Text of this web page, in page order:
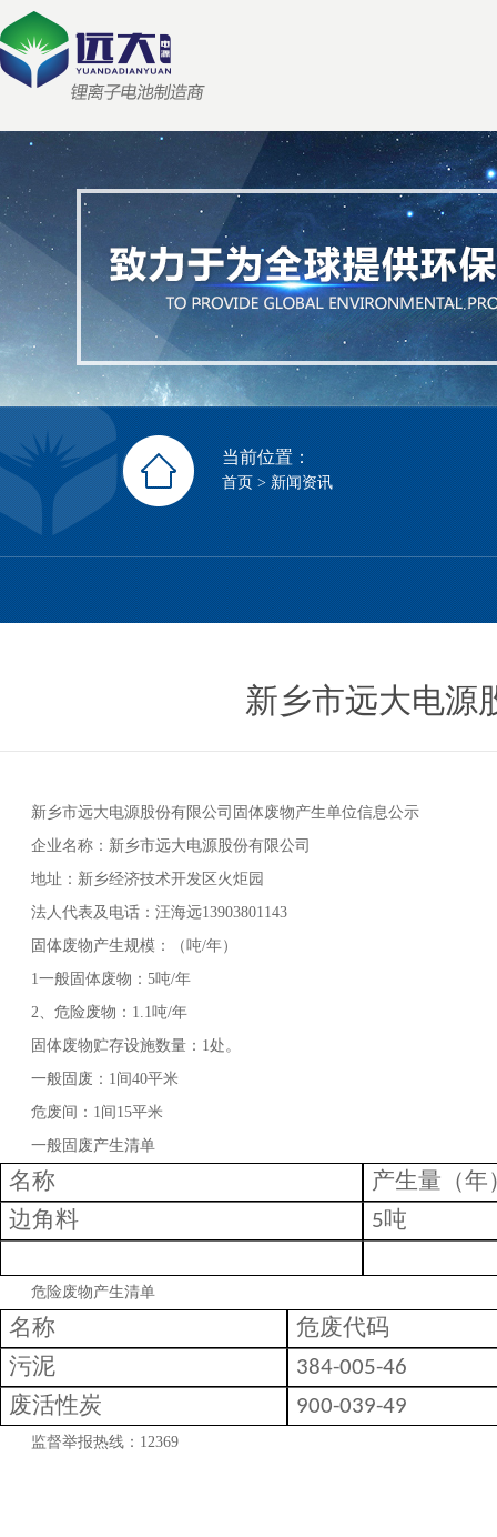
当前位置：
首页>新闻资讯
新乡市远大电源
新乡市远大电源股份有限公司固体废物产生单位信息公示
企业名称：新乡市远大电源股份有限公司
地址：新乡经济技术开发区火炬园
法人代表及电话：汪海远13903801143
固体废物产生规模：（吨/年）
1一般固体废物：5吨/年
2、危险废物：1.1吨/年
固体废物贮存设施数量：1处。
一般固废：1间40平米
危废间：1间15平米
一般固废产生清单
名称
产生量（年
边角料
5吨
危险废物产生清单
名称
危废代码
污泥
384-005-46
废活性炭 900-039-49
监督举报热线：12369